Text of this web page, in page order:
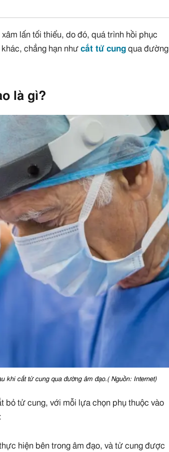
lấn tối thiểu, do đó, quá trình hồi phục
khác, chẳng hạn nhưcắt tử cung qua đường
là gì?
khi cắt tử cung qua đường âm đạo.( Nguồn: Internet)
bỏ tử cung, với mỗi lựa chọn phụ thuộc vào
hiện bên trong âm đạo, và tử cung được